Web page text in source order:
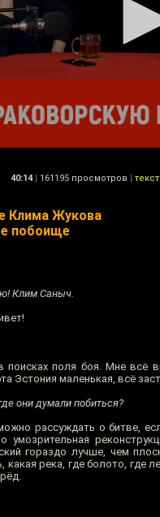
40:14 | 161195 просмотров | текст
Клима Жукова
побоище
Клим Саныч.
поисках поля боя. Мне всё
Эстония маленькая, всё
они думали побиться?
рассуждать о битве,
гораздо лучше, чем
река, где болото, где